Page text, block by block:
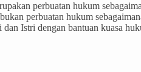
perbuatan hukum
perbuatan hukum
Istri dengan bantuan kuasa